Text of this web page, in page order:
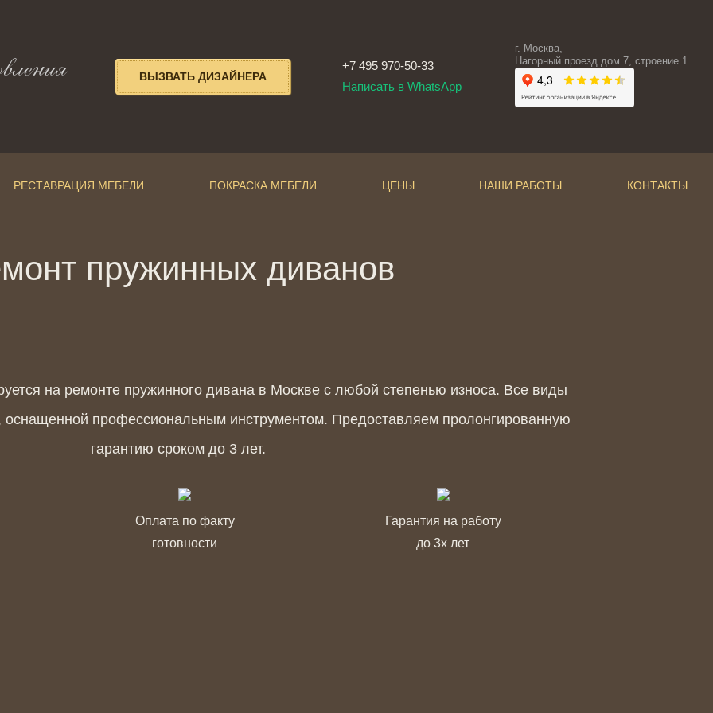
ВЫЗВАТЬ ДИЗАЙНЕРА
+7 495 970-50-33
Написать в WhatsApp
г. Москва,
Нагорный проезд дом 7, строение 1
РЕСТАВРАЦИЯ МЕБЕЛИ ПОКРАСКА МЕБЕЛИ ЦЕНЫ НАШИ РАБОТЫ КОНТАКТЫ
пружинных диванов
на ремонте пружинного дивана в Москве с любой степенью износа. Все виды
оснащенной профессиональным инструментом. Предоставляем пролонгированную
гарантию сроком до 3 лет.
Оплата по факту
готовности
Гарантия на работу
до 3х лет